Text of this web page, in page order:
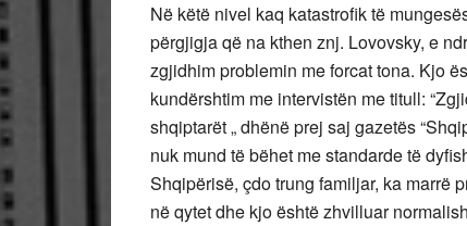
Në këtë nivel kaq katastrofik të
përgjigja që na kthen znj. Lovovsky, e
zgjidhim problemin me forcat tona. Kjo
kundërshtim me intervistën me titull:
shqiptarët „ dhënë prej saj gazetës
nuk mund të bëhet me standarde të
Shqipërisë, çdo trung familjar, ka marrë
në qytet dhe kjo është zhvilluar